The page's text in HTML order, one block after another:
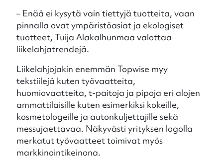
– Enää ei kysytä vain tiettyjä tuotteita, vaan
pinnalla ovat ympäristöasiat ja ekologiset
tuotteet, Tuija Alakalhunmaa valottaa
liikelahjatrendejä.
Liikelahjojakin enemmän Topwise myy
tekstiilejä kuten työvaatteita,
huomiovaatteita, t-paitoja ja pipoja eri alojen
ammattilaisille kuten esimerkiksi kokeille,
kosmetologeille ja autonkuljettajille sekä
messujaettavaa. Näkyvästi yrityksen logolla
merkatut työvaatteet toimivat myös
markkinointikeinona.